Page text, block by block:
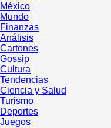
México
Mundo
Finanzas
Análisis
Cartones
Gossip
Cultura
Tendencias
Ciencia y Salud
Turismo
Deportes
Juegos